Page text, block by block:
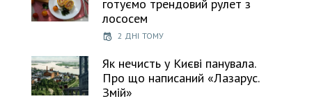
готуємо трендовий рулет з
лососем
2 ДНІ ТОМУ
Як нечисть у Києві панувала.
Про що написаний «Лазарус.
Змій»